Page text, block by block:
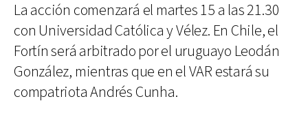
La acción comenzará el martes 15 a las 21.30
con Universidad Católica y Vélez. En Chile, el
Fortín será arbitrado por el uruguayo Leodán
González, mientras que en el VAR estará su
compatriota Andrés Cunha.